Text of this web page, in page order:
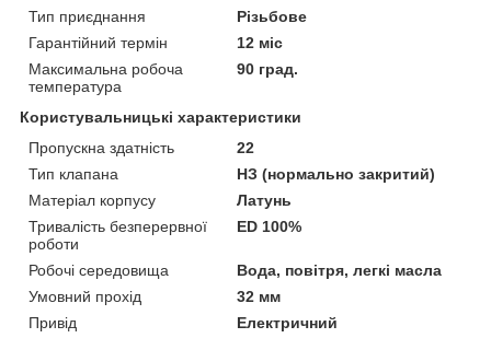
Тип приєднання
Різьбове
Гарантійний термін
12 міс
Максимальна робоча
температура
90 град.
Користувальницькі характеристики
Пропускна здатність
22
Тип клапана
НЗ (нормально закритий)
Матеріал корпусу
Латунь
Тривалість безперервної
роботи
ED 100%
Робочі середовища
Вода, повітря, легкі масла
Умовний прохід
32 мм
Привід
Електричний